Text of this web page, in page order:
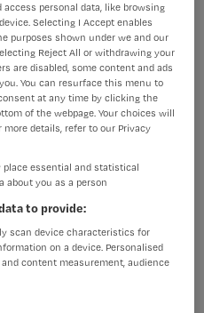
AANSTELLING
Tijdelijk dienstverband
NIVEAU
MBO
DIENSTVERBAND
Nucleaire Geneeskunde
is niet meer actueel.
vacatures die voor
access personal data, like browsing
Selecting I Accept enables
purposes shown under we and our
Reject All or withdrawing your
are disabled, some content and ads
You can resurface this menu to
at any time by clicking the
of the webpage. Your choices will
details, refer to our Privacy
essential and statistical
about you as a person
to provide:
scan device characteristics for
on a device. Personalised
content measurement, audience